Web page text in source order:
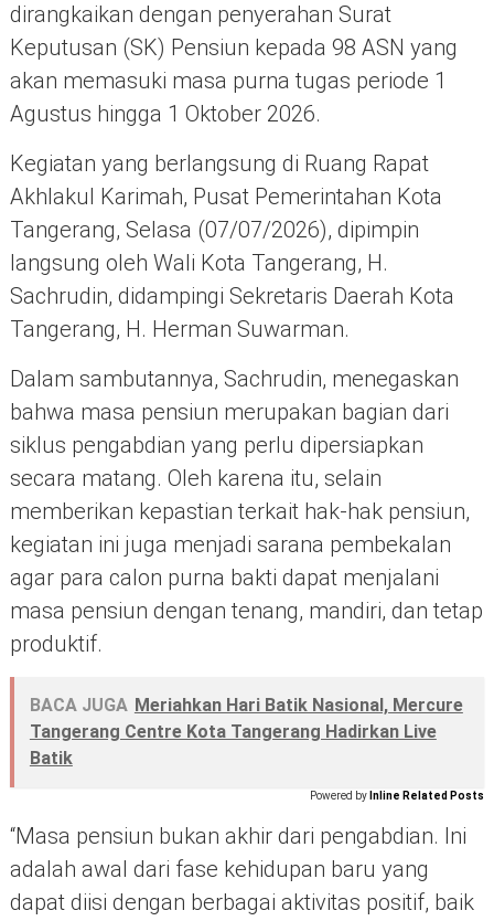
dirangkaikan dengan penyerahan Surat
Keputusan (SK) Pensiun kepada 98 ASN yang
akan memasuki masa purna tugas periode 1
Agustus hingga 1 Oktober 2026.
Kegiatan yang berlangsung di Ruang Rapat
Akhlakul Karimah, Pusat Pemerintahan Kota
Tangerang, Selasa (07/07/2026), dipimpin
langsung oleh Wali Kota Tangerang, H.
Sachrudin, didampingi Sekretaris Daerah Kota
Tangerang, H. Herman Suwarman.
Dalam sambutannya, Sachrudin, menegaskan
bahwa masa pensiun merupakan bagian dari
siklus pengabdian yang perlu dipersiapkan
secara matang. Oleh karena itu, selain
memberikan kepastian terkait hak-hak pensiun,
kegiatan ini juga menjadi sarana pembekalan
agar para calon purna bakti dapat menjalani
masa pensiun dengan tenang, mandiri, dan tetap
produktif.
BACA JUGA Meriahkan Hari Batik Nasional, Mercure
Tangerang Centre Kota Tangerang Hadirkan Live
Batik
Powered by Inline Related Posts
“Masa pensiun bukan akhir dari pengabdian. Ini
adalah awal dari fase kehidupan baru yang
dapat diisi dengan berbagai aktivitas positif, baik